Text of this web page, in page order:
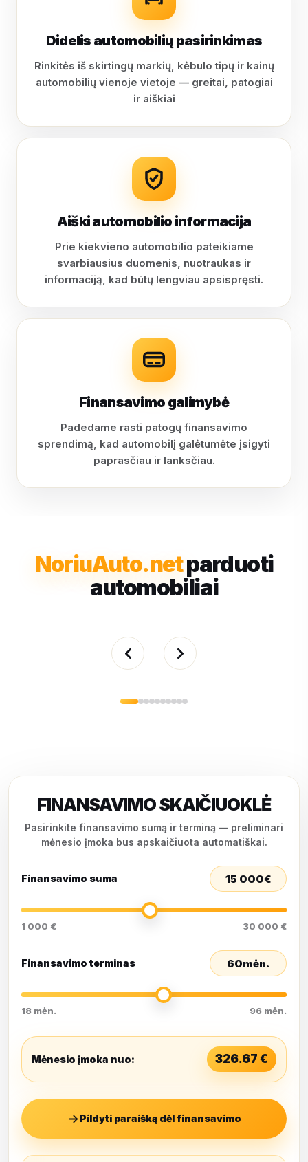
Didelis automobilių pasirinkimas
Rinkitės iš skirtingų markių, kėbulo tipų ir kainų
automobilių vienoje vietoje — greitai, patogiai
ir aiškiai
Aiški automobilio informacija
Prie kiekvieno automobilio pateikiame
svarbiausius duomenis, nuotraukas ir
informaciją, kad būtų lengviau apsispręsti.
Finansavimo galimybė
Padedame rasti patogų finansavimo
sprendimą, kad automobilį galėtumėte įsigyti
paprasčiau ir lanksčiau.
NoriuAuto.netparduoti
automobiliai
FINANSAVIMO SKAIČIUOKLĖ
Pasirinkite finansavimo sumą ir terminą — preliminari
mėnesio įmoka bus apskaičiuota automatiškai.
Finansavimo suma 15 000€
1 000 € 30 000 €
Finansavimo terminas 60mėn.
18 mėn. 96 mėn.
Mėnesio įmoka nuo: 326.67 €
Pildyti paraišką dėl finansavimo